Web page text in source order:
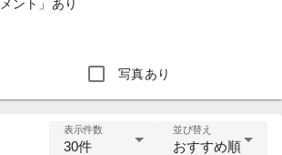
ント」あり
写真あり
表示件数
30件
並び替え
おすすめ順